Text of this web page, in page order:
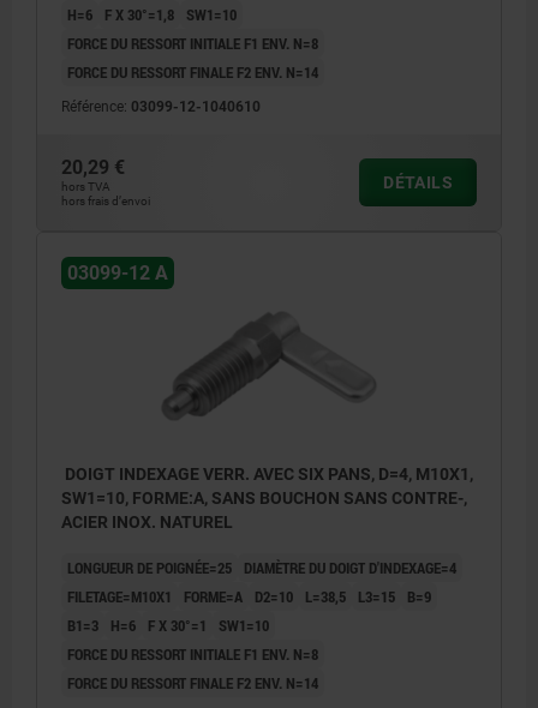
H=6 F X 30°=1,8
SW1=10
FORCE DU RESSORT INITIALE F1 ENV. N=8
FORCE DU RESSORT FINALE F2 ENV. N=14
Référence: 03099-12-1040610
20,29 €
hors TVA
hors frais d’envoi
DÉTAILS
03099-12 A
DOIGT INDEXAGE VERR. AVEC SIX PANS, D=4, M10X1,
SW1=10, FORME:A, SANS BOUCHON SANS CONTRE-,
ACIER INOX. NATUREL
LONGUEUR DE POIGNÉE=25
DIAMÈTRE DU DOIGT D'INDEXAGE=4
FILETAGE=M10X1
FORME=A D2=10 L=38,5 L3=15
B=9
B1=3
H=6 F X 30°=1
SW1=10
FORCE DU RESSORT INITIALE F1 ENV. N=8
FORCE DU RESSORT FINALE F2 ENV. N=14